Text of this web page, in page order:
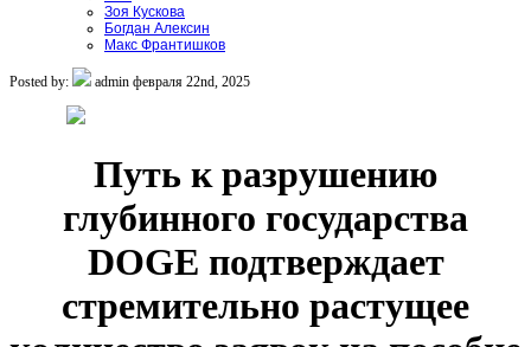
Зоя Кускова
Богдан Алексин
Макс Франтишков
Posted by: admin февраля 22nd, 2025
Путь к разрушению
глубинного государства
DOGE подтверждает
стремительно растущее